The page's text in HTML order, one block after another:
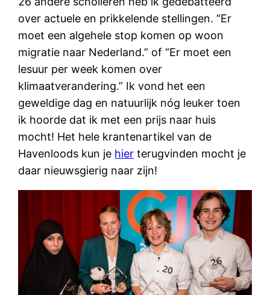
over actuele en prikkelende stellingen. “Er
moet een algehele stop komen op woon
migratie naar Nederland.” of “Er moet een
lesuur per week komen over
klimaatverandering.” Ik vond het een
geweldige dag en natuurlijk nóg leuker toen
ik hoorde dat ik met een prijs naar huis
mocht! Het hele krantenartikel van de
Havenloods kun je hier terugvinden mocht je
daar nieuwsgierig naar zijn!